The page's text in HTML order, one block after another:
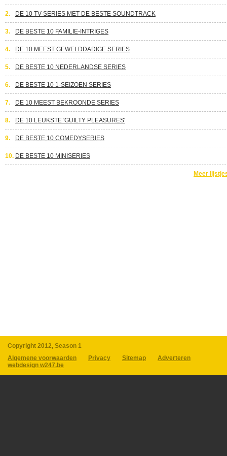
2. DE 10 TV-SERIES MET DE BESTE SOUNDTRACK
3. DE BESTE 10 FAMILIE-INTRIGES
4. DE 10 MEEST GEWELDDADIGE SERIES
5. DE BESTE 10 NEDERLANDSE SERIES
6. DE BESTE 10 1-SEIZOEN SERIES
7. DE 10 MEEST BEKROONDE SERIES
8. DE 10 LEUKSTE 'GUILTY PLEASURES'
9. DE BESTE 10 COMEDYSERIES
10. DE BESTE 10 MINISERIES
Meer
Copyright 2012, Season 1
Algemene voorwaarden
Privacy Sitemap
Adverteren
webdesign w247.be